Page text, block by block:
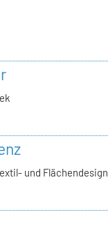
und Flächendesign